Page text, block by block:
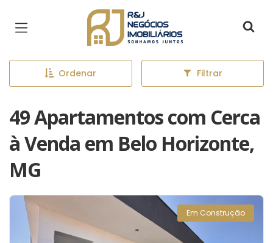
Página inicial
Ordenar Filtrar
49 Apartamentos com Cerca
à Venda em Belo Horizonte,
MG
Em Construção